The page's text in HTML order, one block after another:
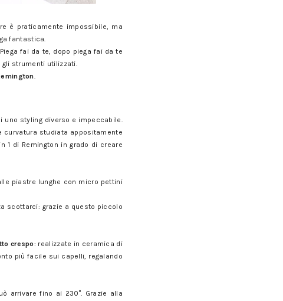
è praticamente impossibile, ma
fantastica.
fai da te, dopo piega fai da te
strumenti utilizzati.
.
uno styling diverso e impeccabile.
curvatura studiata appositamente
1 di Remington in grado di creare
piastre lunghe con micro pettini
scottarci: grazie a questo piccolo
crespo: realizzate in ceramica di
più facile sui capelli, regalando
arrivare fino ai 230°. Grazie alla